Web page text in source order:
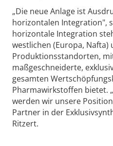
„Die neue Anlage ist
horizontalen Integration",
horizontale Integration
westlichen (Europa, Nafta)
Produktionsstandorten,
maßgeschneiderte,
gesamten
Pharmawirkstoffen bietet.
werden wir unsere
Partner in der
Ritzert.